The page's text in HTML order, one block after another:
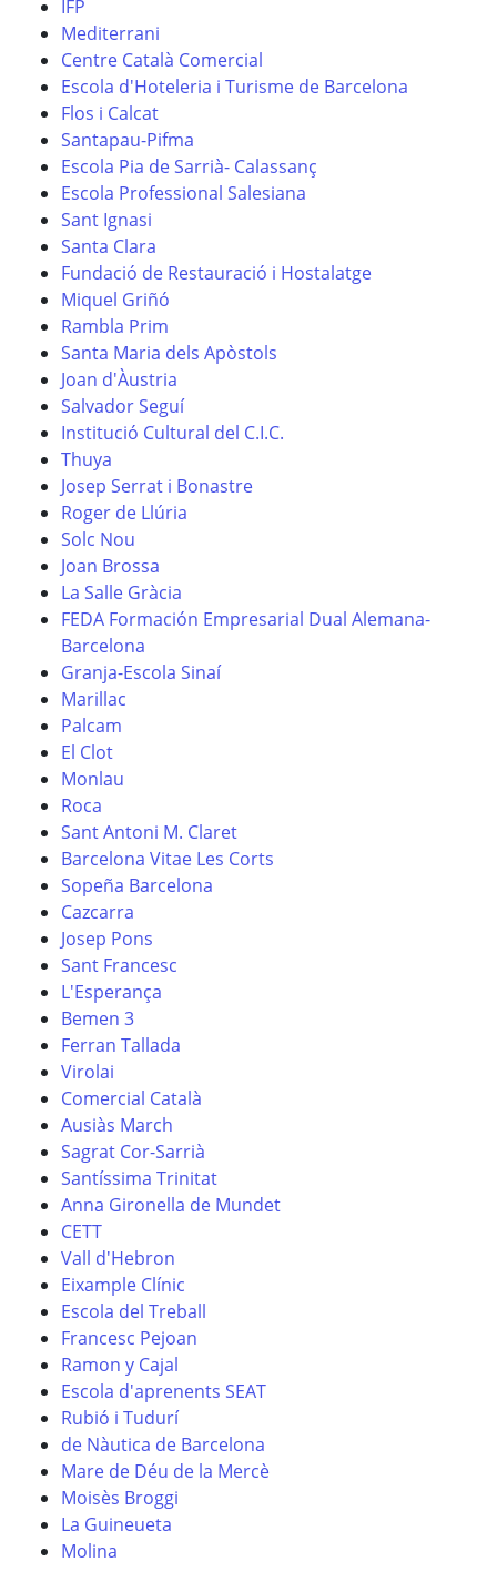
IFP
Mediterrani
Centre Català Comercial
Escola d'Hoteleria i Turisme de Barcelona
Flos i Calcat
Santapau-Pifma
Escola Pia de Sarrià- Calassanç
Escola Professional Salesiana
Sant Ignasi
Santa Clara
Fundació de Restauració i Hostalatge
Miquel Griñó
Rambla Prim
Santa Maria dels Apòstols
Joan d'Àustria
Salvador Seguí
Institució Cultural del C.I.C.
Thuya
Josep Serrat i Bonastre
Roger de Llúria
Solc Nou
Joan Brossa
La Salle Gràcia
FEDA Formación Empresarial Dual Alemana-
Barcelona
Granja-Escola Sinaí
Marillac
Palcam
El Clot
Monlau
Roca
Sant Antoni M. Claret
Barcelona Vitae Les Corts
Sopeña Barcelona
Cazcarra
Josep Pons
Sant Francesc
L'Esperança
Bemen 3
Ferran Tallada
Virolai
Comercial Català
Ausiàs March
Sagrat Cor-Sarrià
Santíssima Trinitat
Anna Gironella de Mundet
CETT
Vall d'Hebron
Eixample Clínic
Escola del Treball
Francesc Pejoan
Ramon y Cajal
Escola d'aprenents SEAT
Rubió i Tudurí
de Nàutica de Barcelona
Mare de Déu de la Mercè
Moisès Broggi
La Guineueta
Molina